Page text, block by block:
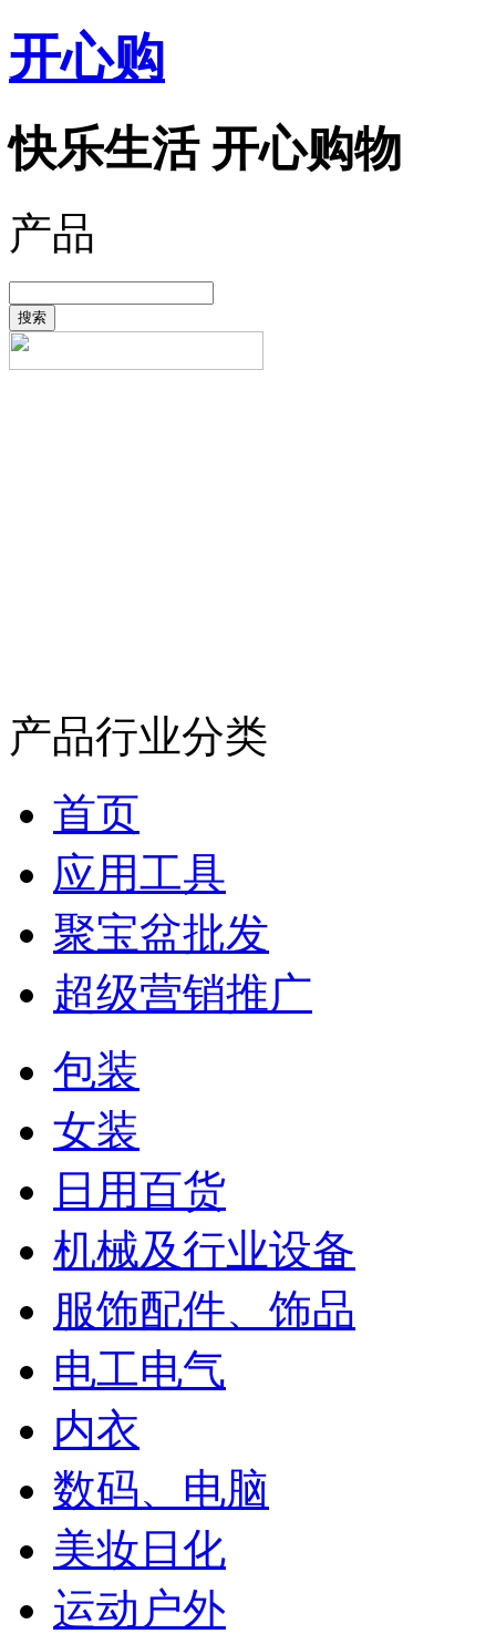
开心购
快乐生活 开心购物
产品
搜索
产品行业分类
首页
应用工具
聚宝盆批发
超级营销推广
包装
女装
日用百货
机械及行业设备
服饰配件、饰品
电工电气
内衣
数码、电脑
美妆日化
运动户外